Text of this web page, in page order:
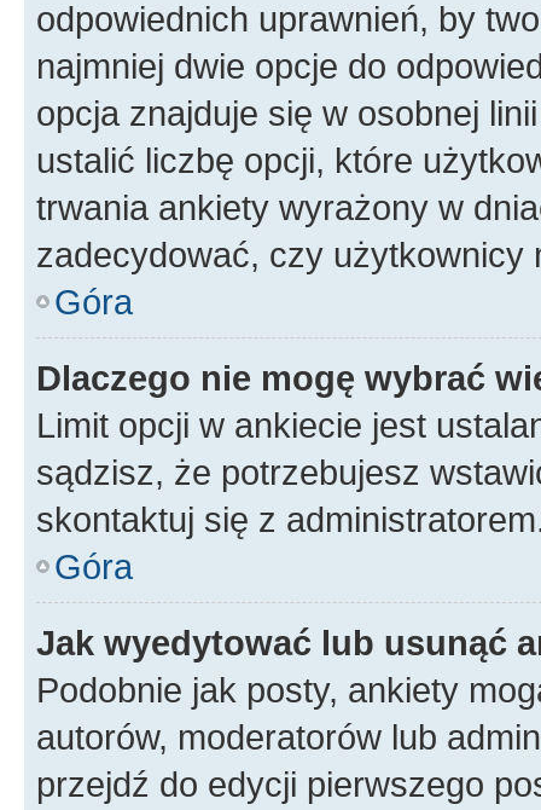
odpowiednich uprawnień, by
najmniej dwie opcje do
opcja znajduje się w osobnej
ustalić liczbę opcji, które
trwania ankiety wyrażony w
zadecydować, czy użytkownicy
Góra
Dlaczego nie mogę wybrać
Limit opcji w ankiecie jest
sądzisz, że potrzebujesz
skontaktuj się z
Góra
Jak wyedytować lub usunąć
Podobnie jak posty, ankiety
autorów, moderatorów lub
przejdź do edycji pierwszego